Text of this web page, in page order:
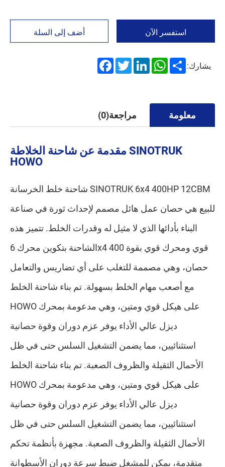
استفسر الآن أضف إلى السلة
يشارك: FacebookTwitterLinkedIn
WhatsApp Share
معلومة مراجعة(0)
مقدمة عن شاحنة الخلاطة SINOTRUK
HOWO
شاحنة خلط الخرسانة SINOTRUK 6x4 400HP 12CBM
للبيع هي حصان عمل هائل مصمم لإحداث ثورة في صناعة
البناء بأدائها الذي لا مثيل له وقدرات الخلط. تتميز هذه
الشاحنة بتكوين محرك 6x4 قوي ومحرك قوي بقوة 400
حصان، وهي مصممة للتغلب على أي تضاريس والتعامل
مع أصعب مهام الخلط بسهولة. تم بناء شاحنة الخلط
HOWO على هيكل قوي ومتين، وهي مدعومة بمحرك
ديزل عالي الأداء يوفر عزم دوران وقوة حصانية
استثنائيين، مما يضمن التشغيل السلس حتى في ظل
الأحمال الثقيلة والظروف الصعبة. تم بناء شاحنة الخلط
HOWO على هيكل قوي ومتين، وهي مدعومة بمحرك
ديزل عالي الأداء يوفر عزم دوران وقوة حصانية
استثنائيين، مما يضمن التشغيل السلس حتى في ظل
الأحمال الثقيلة والظروف الصعبة. مجهزة بأنظمة تحكم
متقدمة، يمكن للمشغل ضبط سرعة دوران الأسطوانة